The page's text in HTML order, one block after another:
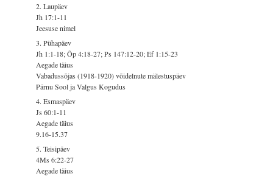
2. Laupäev
Jh 17:1-11
Jeesuse nimel
3. Pühapäev
Jh 1:1-18; Õp 4:18-27; Ps 147:12-20; Ef 1:15-23
Aegade täius
Vabadussõjas (1918-1920) võidelnute mälestuspäev
Pärnu Sool ja Valgus Kogudus
4. Esmaspäev
Js 60:1-11
Aegade täius
9.16-15.37
5. Teisipäev
4Ms 6:22-27
Aegade täius